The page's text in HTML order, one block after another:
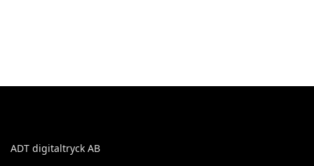
ADT digitaltryck AB